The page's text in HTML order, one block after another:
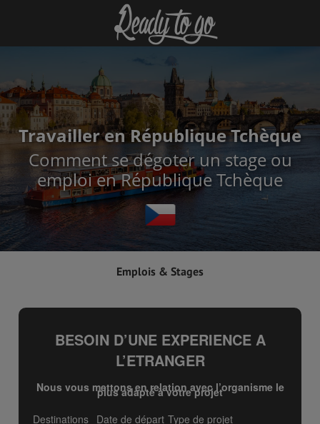
Travailler en République Tchèque
Comment se dégoter un stage ou
emploi en République Tchèque
Emplois & Stages